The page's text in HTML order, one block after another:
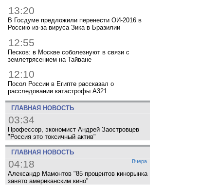
13:20
В Госдуме предложили перенести ОИ-2016 в
Россию из-за вируса Зика в Бразилии
12:55
Песков: в Москве соболезнуют в связи с
землетрясением на Тайване
12:10
Посол России в Египте рассказал о
расследовании катастрофы A321
ГЛАВНАЯ НОВОСТЬ
03:34
Профессор, экономист Андрей Заостровцев
"Россия это токсичный актив"
ГЛАВНАЯ НОВОСТЬ
Вчера
04:18
Александр Мамонтов "85 процентов кинорынка
занято американским кино"